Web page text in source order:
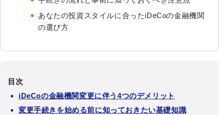
あなたの投資スタイルに合ったiDeCoの金融機関
の選び方
目次
iDeCoの金融機関変更に伴う4つのデメリット
変更手続きを始める前に知っておきたい基礎知識